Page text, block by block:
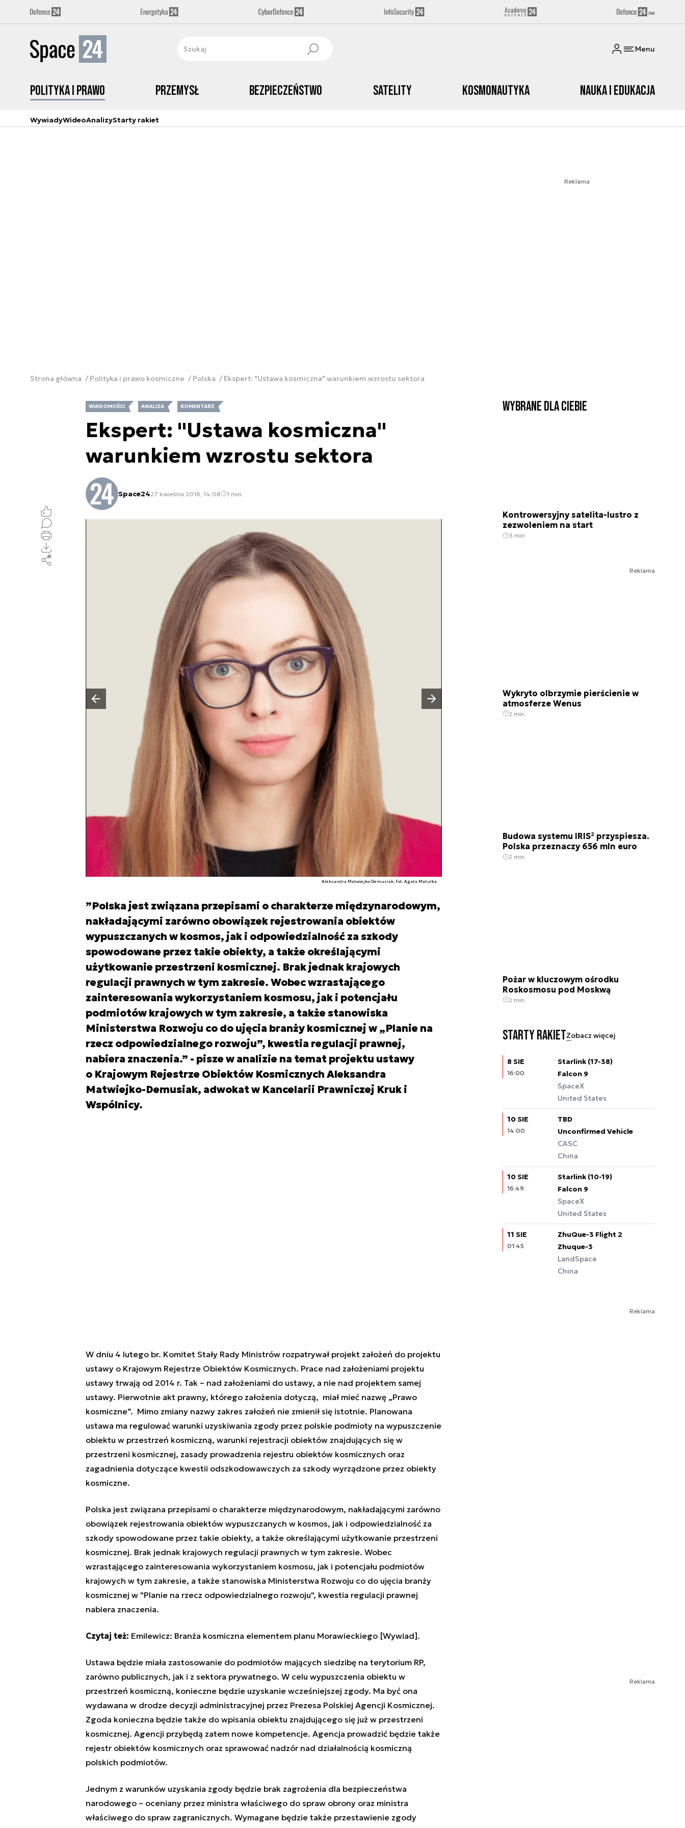
Menu
Polityka i prawo Przemysł Bezpieczeństwo Satelity Kosmonautyka Nauka i edukacja
WywiadyWideoAnalizyStarty rakiet
Reklama
Strona główna Polityka i prawo kosmiczne Polska Ekspert: "Ustawa kosmiczna" warunkiem wzrostu sektora
WIADOMOŚCI ANALIZA KOMENTARZ
Ekspert: "Ustawa kosmiczna"
warunkiem wzrostu sektora
Space2427 kwietnia 2016, 14:08 1 min.
Aleksandra Matwiejko-Demusiak, Fot. Agata Matulka
Poprzedni slajd
Następny slajd
”Polska jest związana przepisami o charakterze międzynarodowym,
nakładającymi zarówno obowiązek rejestrowania obiektów
wypuszczanych w kosmos, jak i odpowiedzialność za szkody
spowodowane przez takie obiekty, a także określającymi
użytkowanie przestrzeni kosmicznej. Brak jednak krajowych
regulacji prawnych w tym zakresie. Wobec wzrastającego
zainteresowania wykorzystaniem kosmosu, jak i potencjału
podmiotów krajowych w tym zakresie, a także stanowiska
Ministerstwa Rozwoju co do ujęcia branży kosmicznej w „Planie na
rzecz odpowiedzialnego rozwoju”, kwestia regulacji prawnej,
nabiera znaczenia.” - pisze w analizie na temat projektu ustawy
o Krajowym Rejestrze Obiektów Kosmicznych Aleksandra
Matwiejko-Demusiak, adwokat w Kancelarii Prawniczej Kruk i
Wspólnicy.
W dniu 4 lutego br. Komitet Stały Rady Ministrów rozpatrywał projekt założeń do projektu
ustawy o Krajowym Rejestrze Obiektów Kosmicznych. Prace nad założeniami projektu
ustawy trwają od 2014 r. Tak – nad założeniami do ustawy, a nie nad projektem samej
ustawy. Pierwotnie akt prawny, którego założenia dotyczą, miał mieć nazwę „Prawo
kosmiczne”. Mimo zmiany nazwy zakres założeń nie zmienił się istotnie. Planowana
ustawa ma regulować warunki uzyskiwania zgody przez polskie podmioty na wypuszczenie
obiektu w przestrzeń kosmiczną, warunki rejestracji obiektów znajdujących się w
przestrzeni kosmicznej, zasady prowadzenia rejestru obiektów kosmicznych oraz
zagadnienia dotyczące kwestii odszkodowawczych za szkody wyrządzone przez obiekty
kosmiczne.
Polska jest związana przepisami o charakterze międzynarodowym, nakładającymi zarówno
obowiązek rejestrowania obiektów wypuszczanych w kosmos, jak i odpowiedzialność za
szkody spowodowane przez takie obiekty, a także określającymi użytkowanie przestrzeni
kosmicznej. Brak jednak krajowych regulacji prawnych w tym zakresie. Wobec
wzrastającego zainteresowania wykorzystaniem kosmosu, jak i potencjału podmiotów
krajowych w tym zakresie, a także stanowiska Ministerstwa Rozwoju co do ujęcia branży
kosmicznej w "Planie na rzecz odpowiedzialnego rozwoju", kwestia regulacji prawnej
nabiera znaczenia.
Czytaj też: Emilewicz: Branża kosmiczna elementem planu Morawieckiego [Wywiad].
Ustawa będzie miała zastosowanie do podmiotów mających siedzibę na terytorium RP,
zarówno publicznych, jak i z sektora prywatnego. W celu wypuszczenia obiektu w
przestrzeń kosmiczną, konieczne będzie uzyskanie wcześniejszej zgody. Ma być ona
wydawana w drodze decyzji administracyjnej przez Prezesa Polskiej Agencji Kosmicznej.
Zgoda konieczna będzie także do wpisania obiektu znajdującego się już w przestrzeni
kosmicznej. Agencji przybędą zatem nowe kompetencje. Agencja prowadzić będzie także
rejestr obiektów kosmicznych oraz sprawować nadzór nad działalnością kosmiczną
polskich podmiotów.
Jednym z warunków uzyskania zgody będzie brak zagrożenia dla bezpieczeństwa
narodowego – oceniany przez ministra właściwego do spraw obrony oraz ministra
właściwego do spraw zagranicznych. Wymagane będzie także przestawienie zgody
Wybrane dla Ciebie
Kontrowersyjny satelita-lustro z
zezwoleniem na start
3 min.
Reklama
Wykryto olbrzymie pierścienie w
atmosferze Wenus
2 min.
Budowa systemu IRIS² przyspiesza.
Polska przeznaczy 656 mln euro
2 min.
Pożar w kluczowym ośrodku
Roskosmosu pod Moskwą
2 min.
Starty rakietZobacz więcej
8 SIE
16:00
Starlink (17-38)
Falcon 9
SpaceX
United States
10 SIE
14:00
TBD
Unconfirmed Vehicle
CASC
China
10 SIE
16:49
Starlink (10-19)
Falcon 9
SpaceX
United States
11 SIE
01:45
ZhuQue-3 Flight 2
Zhuque-3
LandSpace
China
Reklama
Reklama